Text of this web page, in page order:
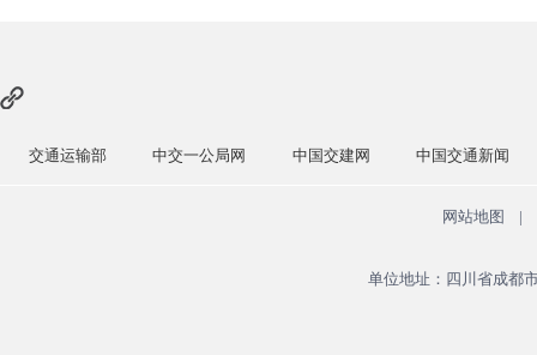
中交一公局网 中国交建网 中国交通新闻 中国政府网
网站地图 |
单位地址：四川省成都